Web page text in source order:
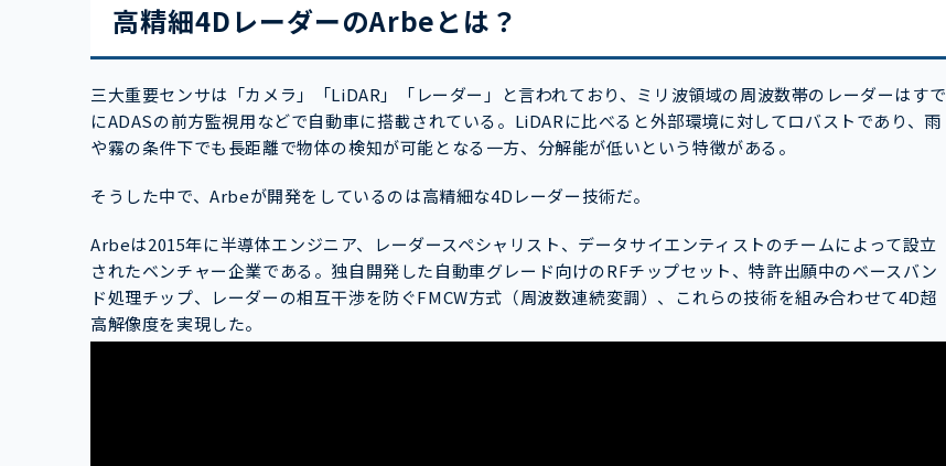
高精細4DレーダーのArbeとは？
三大重要センサは「カメラ」「LiDAR」「レーダー」と言われており、ミリ波領域の周波数帯のレーダーはすで
にADASの前方監視用などで自動車に搭載されている。LiDARに比べると外部環境に対してロバストであり、雨
や霧の条件下でも長距離で物体の検知が可能となる一方、分解能が低いという特徴がある。
そうした中で、Arbeが開発をしているのは高精細な4Dレーダー技術だ。
Arbeは2015年に半導体エンジニア、レーダースペシャリスト、データサイエンティストのチームによって設立
されたベンチャー企業である。独自開発した自動車グレード向けのRFチップセット、特許出願中のベースバン
ド処理チップ、レーダーの相互干渉を防ぐFMCW方式（周波数連続変調）、これらの技術を組み合わせて4D超
高解像度を実現した。